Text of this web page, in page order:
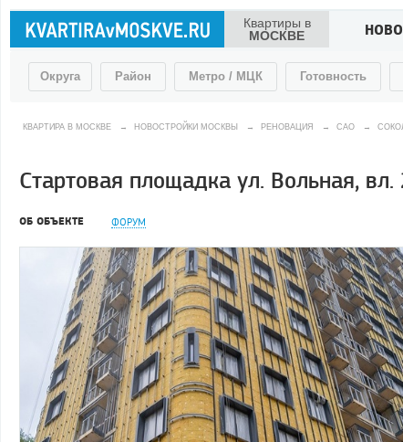
Квартиры в
МОСКВЕ
Округа Район Метро / МЦК Готовность
КВАРТИРА В МОСКВЕ → НОВОСТРОЙКИ МОСКВЫ → РЕНОВАЦИЯ → САО →
Стартовая площадка ул. Вольная, вл.
ОБ ОБЪЕКТЕ ФОРУМ